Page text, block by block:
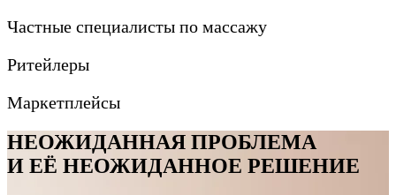
Частные специалисты по массажу
Ритейлеры
Маркетплейсы
НЕОЖИДАННАЯ ПРОБЛЕМА
И ЕЁ НЕОЖИДАННОЕ РЕШЕНИЕ